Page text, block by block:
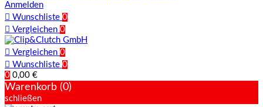
Anmelden
 Wunschliste 0
 Vergleichen 0
 Vergleichen 0
 Wunschliste 0
0 0,00 €
Warenkorb (0)
schließen